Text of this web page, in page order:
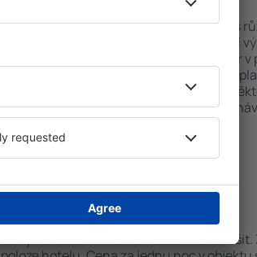
Hotely in Lawrence se řadí mezi objekty s
vybavením pro hosty. Mezi nejoblíbenější
bezplatné wi-fi, SPA areál, minibar/trezor
centrum, restaurace, dětský koutek,
informační brožury o atrakcích v okolí.
nabízejí i transport z/na letiště nebo
historických památkách in Lawrence.
Kolik stojí hotel in Lawrence?
Ceny za nocleh in Lawrence se můžou